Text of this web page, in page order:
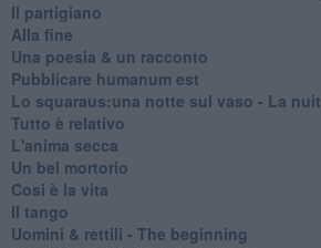
Il partigiano
Alla fine
Una poesia & un racconto
Pubblicare humanum est
Lo squaraus:una notte sul vaso - La
Tutto è relativo
L'anima secca
Un bel mortorio
Cosi è la vita
Il tango
​Uomini & rettili - The beginning